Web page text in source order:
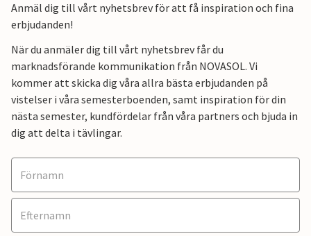
Anmäl dig till vårt nyhetsbrev för att få inspiration och fina
erbjudanden!
När du anmäler dig till vårt nyhetsbrev får du
marknadsförande kommunikation från NOVASOL. Vi
kommer att skicka dig våra allra bästa erbjudanden på
vistelser i våra semesterboenden, samt inspiration för din
nästa semester, kundfördelar från våra partners och bjuda in
dig att delta i tävlingar.